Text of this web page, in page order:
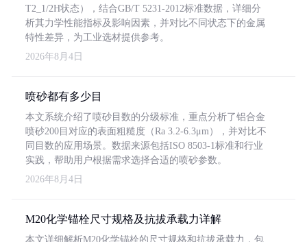
T2_1/2H状态），结合GB/T 5231-2012标准数据，详细分
析其力学性能指标及影响因素，并对比不同状态下的金属
特性差异，为工业选材提供参考。
2026年8月4日
喷砂都有多少目
本文系统介绍了喷砂目数的分级标准，重点分析了铝合金
喷砂200目对应的表面粗糙度（Ra 3.2-6.3μm），并对比不
同目数的应用场景。数据来源包括ISO 8503-1标准和行业
实践，帮助用户根据需求选择合适的喷砂参数。
2026年8月4日
M20化学锚栓尺寸规格及抗拔承载力详解
本文详细解析M20化学锚栓的尺寸规格和抗拔承载力，包